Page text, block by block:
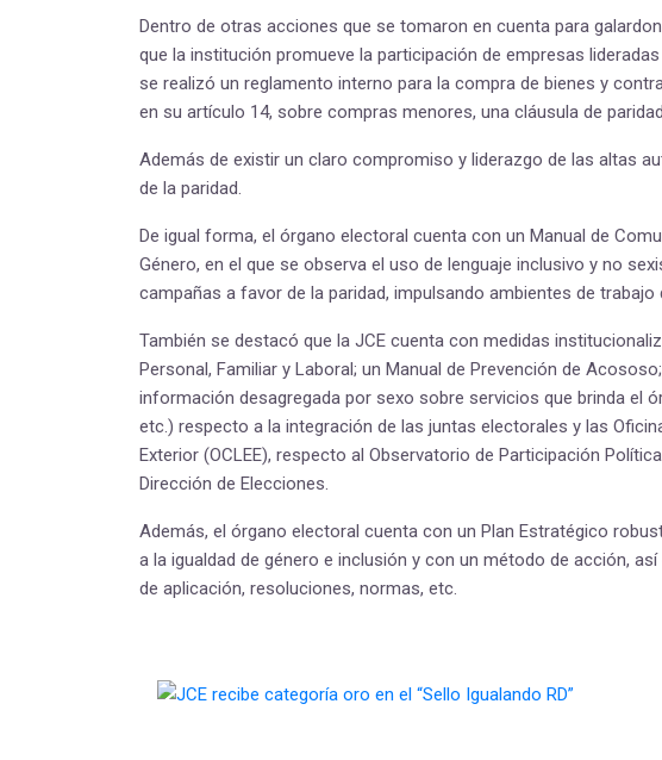
Dentro de otras acciones que se tomaron en cuenta para
que la institución promueve la participación de empresas
se realizó un reglamento interno para la compra de bienes y
en su artículo 14, sobre compras menores, una cláusula de
Además de existir un claro compromiso y liderazgo de las altas
de la paridad.
De igual forma, el órgano electoral cuenta con un Manual de
Género, en el que se observa el uso de lenguaje inclusivo y no
campañas a favor de la paridad, impulsando ambientes de
También se destacó que la JCE cuenta con medidas
Personal, Familiar y Laboral; un Manual de Prevención de
información desagregada por sexo sobre servicios que brinda el
etc.) respecto a la integración de las juntas electorales y las
Exterior (OCLEE), respecto al Observatorio de Participación
Dirección de Elecciones.
Además, el órgano electoral cuenta con un Plan Estratégico
a la igualdad de género e inclusión y con un método de acción,
de aplicación, resoluciones, normas, etc.